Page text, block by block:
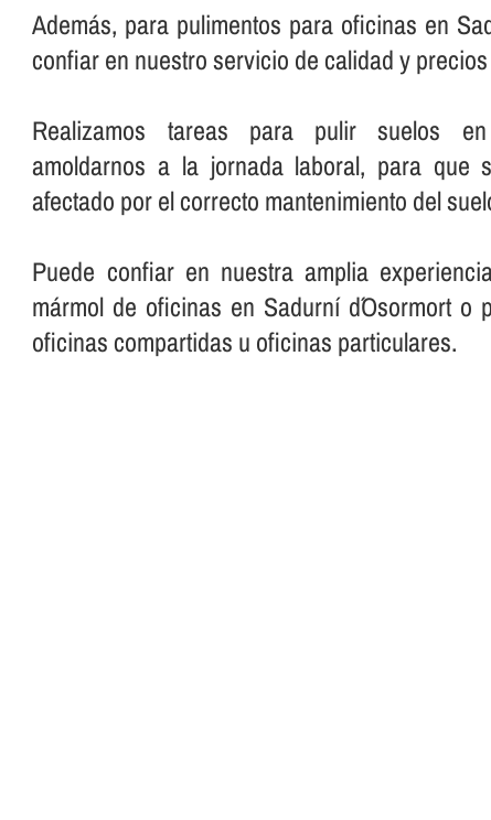
Además, para pulimentos para oficinas en
confiar en nuestro servicio de calidad y
Realizamos tareas para pulir suelos
amoldarnos a la jornada laboral, para que
afectado por el correcto mantenimiento del
Puede confiar en nuestra amplia
mármol de oficinas en Sadurní d´Osormort o
oficinas compartidas u oficinas particulares.